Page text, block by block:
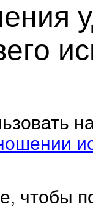
чтобы